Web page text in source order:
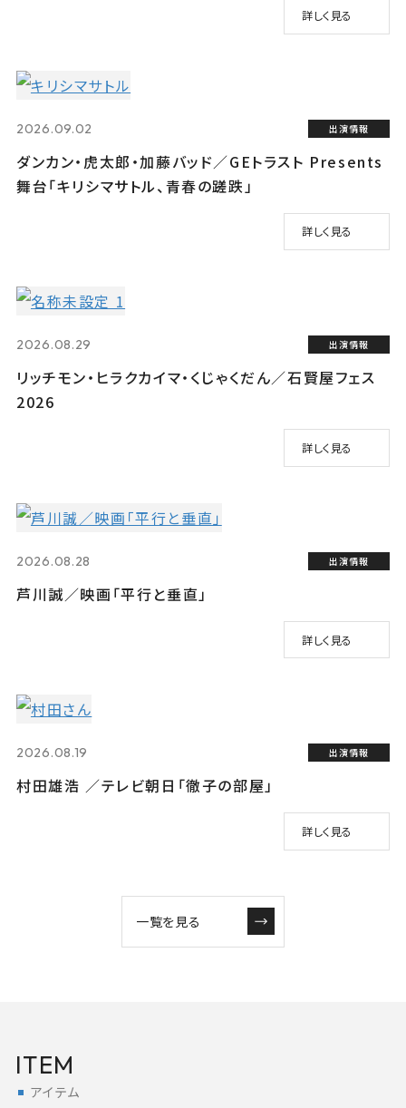
詳しく見る
2026.09.02 出演情報
ダンカン・虎太郎・加藤バッド／GEトラスト Presents
舞台「キリシマサトル、青春の蹉跌」
詳しく見る
2026.08.29 出演情報
リッチモン・ヒラクカイマ・くじゃくだん／石賢屋フェス
2026
詳しく見る
2026.08.28 出演情報
芦川誠／映画「平行と垂直」
詳しく見る
2026.08.19 出演情報
村田雄浩 ／テレビ朝日「徹子の部屋」
詳しく見る
一覧を見る
ITEM
アイテム